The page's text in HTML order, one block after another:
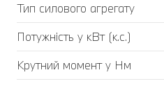
Тип силового агрегату
Потужність у кВт (к.с.)
Крутний момент у Нм